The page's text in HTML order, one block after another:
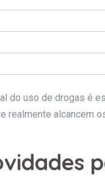
do uso de drogas é
realmente alcancem